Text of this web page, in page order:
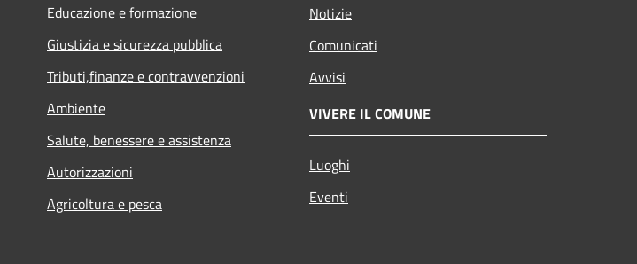
Educazione e formazione
Giustizia e sicurezza pubblica
Tributi,finanze e contravvenzioni
Ambiente
Salute, benessere e assistenza
Autorizzazioni
Agricoltura e pesca
Notizie
Comunicati
Avvisi
VIVERE IL COMUNE
Luoghi
Eventi